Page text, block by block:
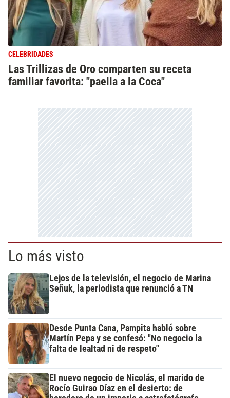
CELEBRIDADES
Las Trillizas de Oro comparten su receta
familiar favorita: "paella a la Coca"
Lo más visto
Lejos de la televisión, el negocio de Marina
Señuk, la periodista que renunció a TN
Desde Punta Cana, Pampita habló sobre
Martín Pepa y se confesó: "No negocio la
falta de lealtad ni de respeto"
El nuevo negocio de Nicolás, el marido de
Rocío Guirao Díaz en el desierto: de